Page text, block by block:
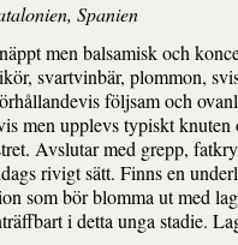
Spanien
men balsamisk och
svartvinbär, plommon,
följsam och
men upplevs typiskt knuten
Avslutar med grepp,
rivigt sätt. Finns en
som bör blomma ut med
i detta unga stadie.